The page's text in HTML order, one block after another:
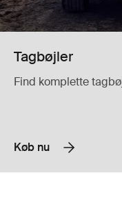
Tagbøjler
Find komplette
Køb nu